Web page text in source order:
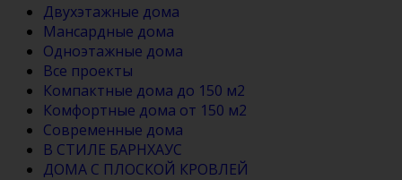
Двухэтажные дома
Мансардные дома
Одноэтажные дома
Все проекты
Компактные дома до 150 м2
Комфортные дома от 150 м2
Современные дома
В СТИЛЕ БАРНХАУС
ДОМА С ПЛОСКОЙ КРОВЛЕЙ